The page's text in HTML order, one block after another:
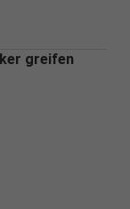
greifen